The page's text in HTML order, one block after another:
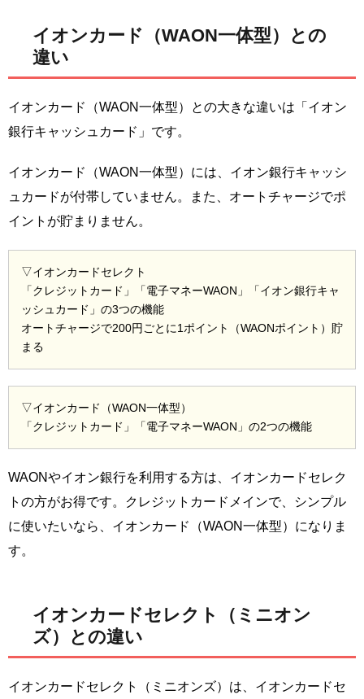
イオンカード（WAON一体型）との
違い
イオンカード（WAON一体型）との大きな違いは「イオン
銀行キャッシュカード」です。
イオンカード（WAON一体型）には、イオン銀行キャッシ
ュカードが付帯していません。また、オートチャージでポ
イントが貯まりません。
▽イオンカードセレクト
「クレジットカード」「電子マネーWAON」「イオン銀行キャ
ッシュカード」の3つの機能
オートチャージで200円ごとに1ポイント（WAONポイント）貯
まる
▽イオンカード（WAON一体型）
「クレジットカード」「電子マネーWAON」の2つの機能
WAONやイオン銀行を利用する方は、イオンカードセレク
トの方がお得です。クレジットカードメインで、シンプル
に使いたいなら、イオンカード（WAON一体型）になりま
す。
イオンカードセレクト（ミニオン
ズ）との違い
イオンカードセレクト（ミニオンズ）は、イオンカードセ